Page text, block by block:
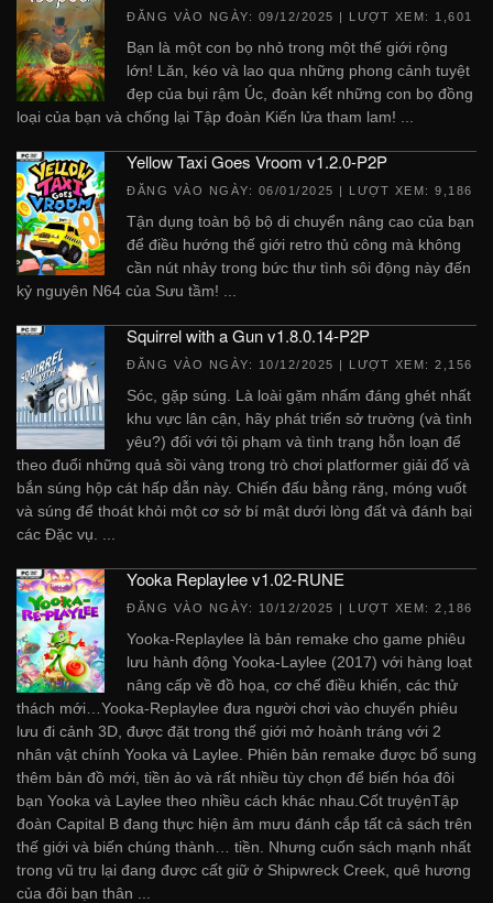
ĐĂNG VÀO NGÀY: 09/12/2025 | LƯỢT XEM: 1,601
Bạn là một con bọ nhỏ trong một thế giới rộng
lớn! Lăn, kéo và lao qua những phong cảnh tuyệt
đẹp của bụi rậm Úc, đoàn kết những con bọ đồng
loại của bạn và chống lại Tập đoàn Kiến lửa tham lam! ...
Yellow Taxi Goes Vroom v1.2.0-P2P
ĐĂNG VÀO NGÀY: 06/01/2025 | LƯỢT XEM: 9,186
Tận dụng toàn bộ bộ di chuyển nâng cao của bạn
để điều hướng thế giới retro thủ công mà không
cần nút nhảy trong bức thư tình sôi động này đến
kỷ nguyên N64 của Sưu tầm! ...
Squirrel with a Gun v1.8.0.14-P2P
ĐĂNG VÀO NGÀY: 10/12/2025 | LƯỢT XEM: 2,156
Sóc, gặp súng. Là loài gặm nhấm đáng ghét nhất
khu vực lân cận, hãy phát triển sở trường (và tình
yêu?) đối với tội phạm và tình trạng hỗn loạn để
theo đuổi những quả sồi vàng trong trò chơi platformer giải đố và
bắn súng hộp cát hấp dẫn này. Chiến đấu bằng răng, móng vuốt
và súng để thoát khỏi một cơ sở bí mật dưới lòng đất và đánh bại
các Đặc vụ. ...
Yooka Replaylee v1.02-RUNE
ĐĂNG VÀO NGÀY: 10/12/2025 | LƯỢT XEM: 2,186
Yooka-Replaylee là bản remake cho game phiêu
lưu hành động Yooka-Laylee (2017) với hàng loạt
nâng cấp về đồ họa, cơ chế điều khiển, các thử
thách mới…Yooka-Replaylee đưa người chơi vào chuyến phiêu
lưu đi cảnh 3D, được đặt trong thế giới mở hoành tráng với 2
nhân vật chính Yooka và Laylee. Phiên bản remake được bổ sung
thêm bản đồ mới, tiền ảo và rất nhiều tùy chọn để biến hóa đôi
bạn Yooka và Laylee theo nhiều cách khác nhau.Cốt truyệnTập
đoàn Capital B đang thực hiện âm mưu đánh cắp tất cả sách trên
thế giới và biến chúng thành… tiền. Nhưng cuốn sách mạnh nhất
trong vũ trụ lại đang được cất giữ ở Shipwreck Creek, quê hương
của đôi bạn thân ...